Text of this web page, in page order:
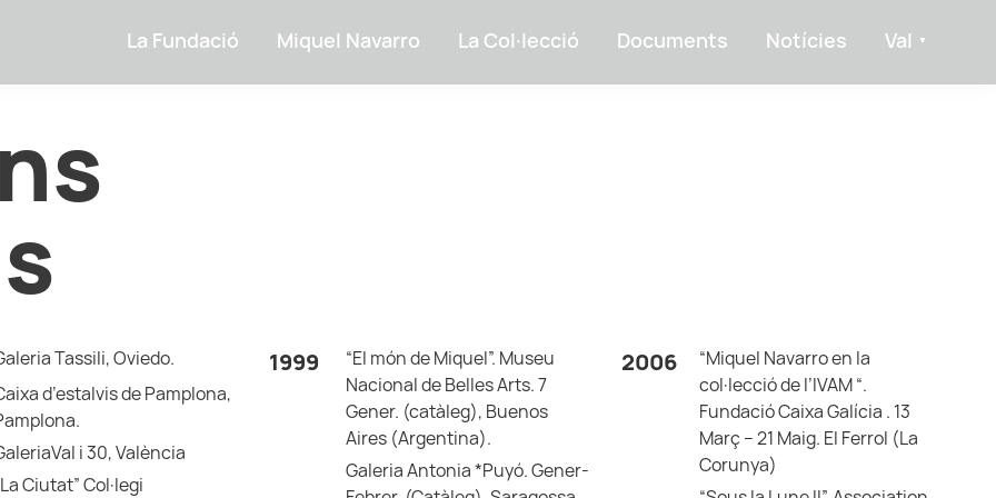
La Fundació Miquel Navarro La Col·lecció Documents Notícies Val
Tassili, Oviedo.
d’estalvis de Pamplona,
i 30, València
Ciutat” Col·legi
1999
“El món de Miquel”. Museu
Nacional de Belles Arts. 7
Gener. (catàleg), Buenos
Aires (Argentina).
Galeria Antonia *Puyó. Gener-
2006
“Miquel Navarro en la
col·lecció de l’IVAM “.
Fundació Caixa Galícia . 13
Març – 21 Maig. El Ferrol (La
Corunya)